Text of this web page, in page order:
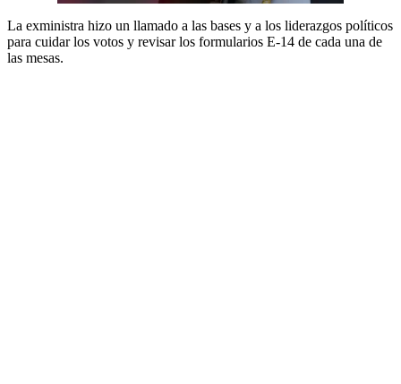
La exministra hizo un llamado a las bases y a los liderazgos políticos
para cuidar los votos y revisar los formularios E-14 de cada una de
las mesas.